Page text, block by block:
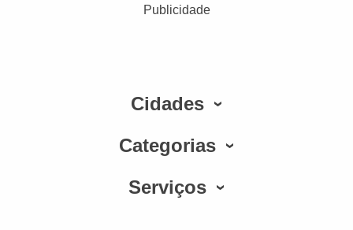
Publicidade
Cidades
Categorias
Serviços